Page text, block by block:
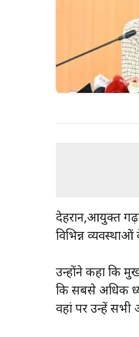
देहरादून,आयुक्त
विभिन्न
उन्होंने कहा कि
कि सबसे अधिक
वहां पर उन्हें सभी